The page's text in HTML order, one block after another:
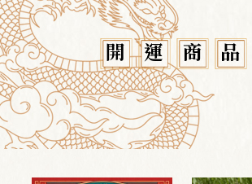
開運商品